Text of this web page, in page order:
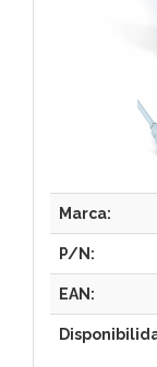
Marca:
P/N:
EAN: